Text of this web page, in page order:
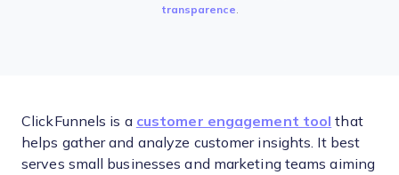
transparence.
ClickFunnels is a customer engagement tool that
helps gather and analyze customer insights. It best
serves small businesses and marketing teams aiming